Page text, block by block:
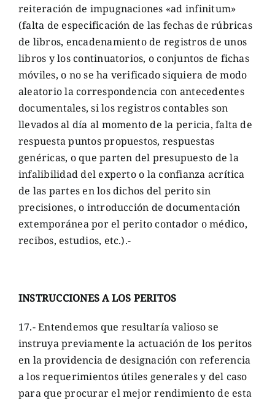
reiteración de impugnaciones «ad infinitum»
(falta de especificación de las fechas de rúbricas
de libros, encadenamiento de registros de unos
libros y los continuatorios, o conjuntos de fichas
móviles, o no se ha verificado siquiera de modo
aleatorio la correspondencia con antecedentes
documentales, si los registros contables son
llevados al día al momento de la pericia, falta de
respuesta puntos propuestos, respuestas
genéricas, o que parten del presupuesto de la
infalibilidad del experto o la confianza acrítica
de las partes en los dichos del perito sin
precisiones, o introducción de documentación
extemporánea por el perito contador o médico,
recibos, estudios, etc.).-
INSTRUCCIONES A LOS PERITOS
17.- Entendemos que resultaría valioso se
instruya previamente la actuación de los peritos
en la providencia de designación con referencia
a los requerimientos útiles generales y del caso
para que procurar el mejor rendimiento de esta